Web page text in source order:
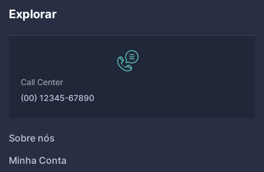
Explorar
Call Center
(00) 12345-67890
Sobre nós
Minha Conta